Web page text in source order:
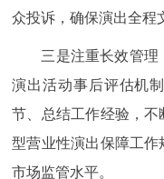
众投诉，确保演出全程
三是注重长效管理
演出活动事后评估机
节、总结工作经验，
型营业性演出保障工
市场监管水平。